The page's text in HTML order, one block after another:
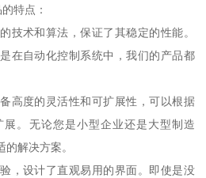
特点：
技术和算法，保证了其稳定的性能。
在自动化控制系统中，我们的产品都
高度的灵活性和可扩展性，可以根据
。无论您是小型企业还是大型制造
解决方案。
，设计了直观易用的界面。即使是没